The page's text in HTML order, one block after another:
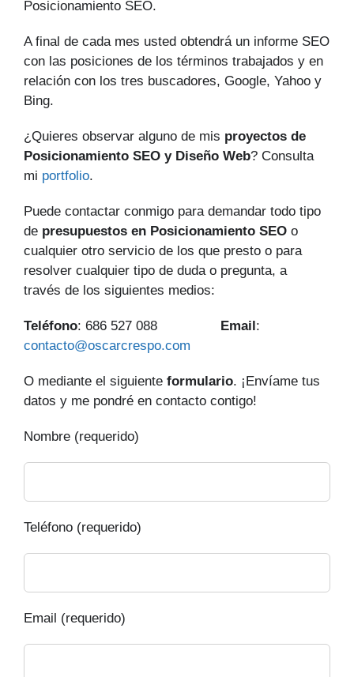
Posicionamiento SEO.
A final de cada mes usted obtendrá un informe SEO
con las posiciones de los términos trabajados y en
relación con los tres buscadores, Google, Yahoo y
Bing.
¿Quieres observar alguno de mis proyectos de
Posicionamiento SEO y Diseño Web? Consulta
mi portfolio.
Puede contactar conmigo para demandar todo tipo
de presupuestos en Posicionamiento SEO o
cualquier otro servicio de los que presto o para
resolver cualquier tipo de duda o pregunta, a
través de los siguientes medios:
Teléfono: 686 527 088 Email :
contacto@oscarcrespo.com
O mediante el siguiente formulario. ¡Envíame tus
datos y me pondré en contacto contigo!
Nombre (requerido)
Teléfono (requerido)
Email (requerido)